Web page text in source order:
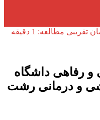
تقریبی مطالعه: 1 دقیقه
و رفاهی داشگاه
و درمانی رشت